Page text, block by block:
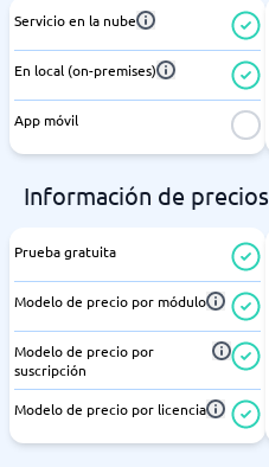
Servicio en la nube
En local (on-premises)
App móvil
Información de precios
Prueba gratuita
Modelo de precio por módulo
Modelo de precio por
suscripción
Modelo de precio por licencia